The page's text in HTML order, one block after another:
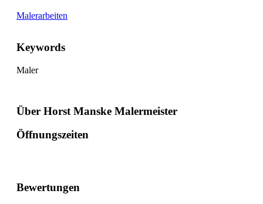
Malerarbeiten
Keywords
Maler
Über Horst Manske Malermeister
Öffnungszeiten
Bewertungen